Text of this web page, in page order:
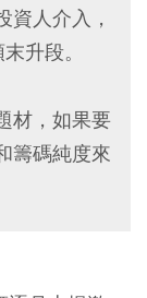
資人介入，
升段。
材，如果要
籌碼純度來